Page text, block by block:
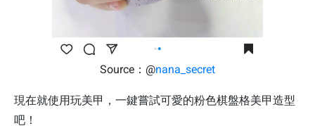
Source：@nana_secret
現在就使用玩美甲，一鍵嘗試可愛的粉色棋盤格美甲造型
吧！